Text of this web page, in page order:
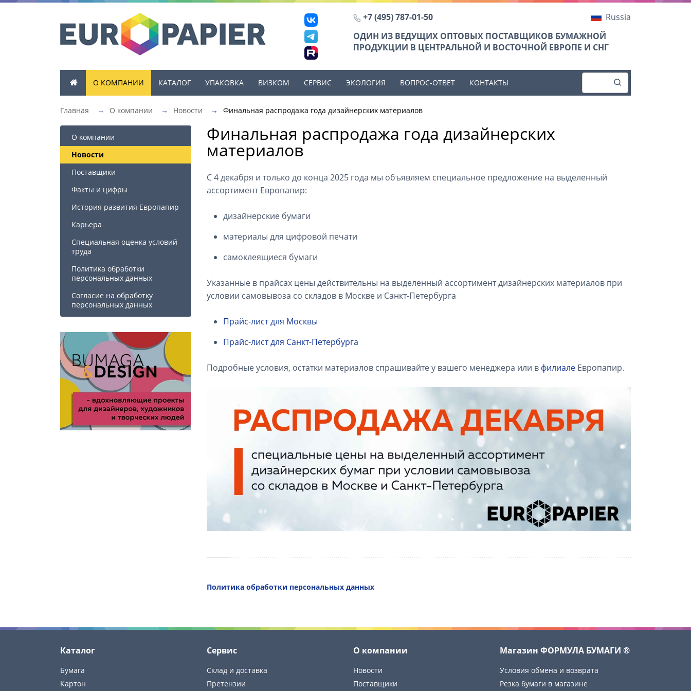
+7 (495) 787-01-50
Russia
ОДИН ИЗ ВЕДУЩИХ ОПТОВЫХ ПОСТАВЩИКОВ БУМАЖНОЙ
ПРОДУКЦИИ В ЦЕНТРАЛЬНОЙ И ВОСТОЧНОЙ ЕВРОПЕ И СНГ
О КОМПАНИИ КАТАЛОГ УПАКОВКА ВИЗКОМ СЕРВИС ЭКОЛОГИЯ ВОПРОС-ОТВЕТ КОНТАКТЫ
Главная → О компании → Новости → Финальная распродажа года дизайнерских материалов
О компании
Новости
Поставщики
Факты и цифры
История развития Европапир
Карьера
Специальная оценка условий
труда
Политика обработки
персональных данных
Cогласие на обработку
персональных данных
Финальная распродажа года дизайнерских
материалов
C 4 декабря и только до конца 2025 года мы объявляем специальное предложение на выделенный
ассортимент Европапир:
дизайнерские бумаги
материалы для цифровой печати
самоклеящиеся бумаги
Указанные в прайсах цены действительны на выделенный ассортимент дизайнерских материалов при
условии самовывоза со складов в Москве и Санкт-Петербурга
Прайс-лист для Москвы
Прайс-лист для Санкт-Петербурга
Подробные условия, остатки материалов спрашивайте у вашего менеджера или в филиале Европапир.
Политика обработки персональных данных
Каталог
Бумага
Картон
Сервис
Склад и доставка
Претензии
О компании
Новости
Поставщики
Магазин ФОРМУЛА БУМАГИ ®
Условия обмена и возврата
Резка бумаги в магазине